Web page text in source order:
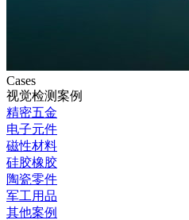
Cases
视觉检测案例
精密五金
电子元件
磁性材料
硅胶橡胶
陶瓷零件
军工用品
其他案例